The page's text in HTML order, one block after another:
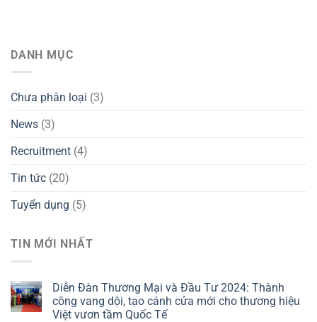
DANH MỤC
Chưa phân loại (3)
News (3)
Recruitment (4)
Tin tức (20)
Tuyển dụng (5)
TIN MỚI NHẤT
Diễn Đàn Thương Mại và Đầu Tư 2024: Thành
công vang dội, tạo cánh cửa mới cho thương hiệu
Việt vươn tầm Quốc Tế